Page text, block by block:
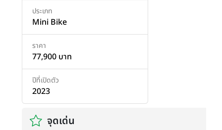
ประเภท
Mini Bike
ราคา
77,900 บาท
ปีที่เปิดตัว
2023
จุดเด่น